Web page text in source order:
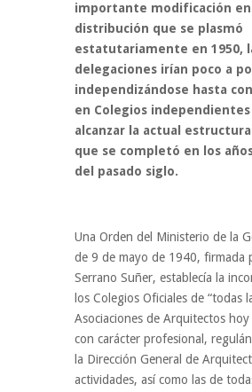
importante modificación en
distribución que se plasmó
estatutariamente en 1950,
delegaciones irían poco a
independizándose hasta
en Colegios
alcanzar la actual estructura
que se completó en los
del pasado siglo.
Una Orden del Ministerio de la
de 9 de mayo de 1940, firmada
Serrano Suñer, establecía la
los Colegios Oficiales de “todas
Asociaciones de Arquitectos
con carácter profesional,
la Dirección General de
actividades, así como las de